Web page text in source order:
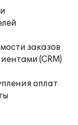
заказов
(CRM)
оплат